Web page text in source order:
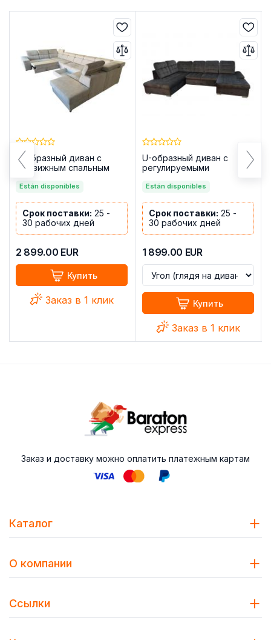
U-образный диван с
выдвижным спальным
подголовниками и
мест, бежевый,
455x262x220 — ANGELA
Están disponibles
Срок поставки: 25 -
30 рабочих дней
2 899.00 EUR
Купить
Заказ в 1 клик
U-образный диван с
регулируемыми
выдвижным спальным
черный, 330x220
Están disponibles
Срок поставки: 25 -
30 рабочих дней
1 899.00 EUR
Купить
Заказ в 1 клик
Заказ и доставку можно оплатить платежным картам
Каталог
О компании
Ссылки